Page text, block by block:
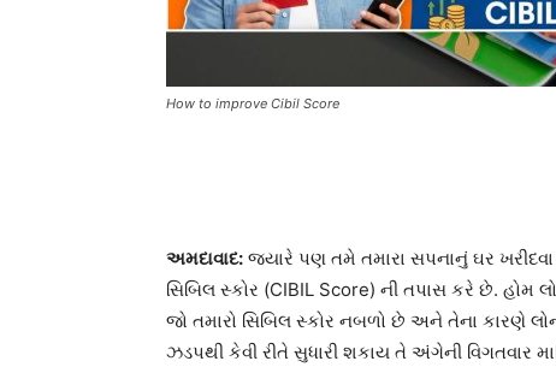
How to improve Cibil Score
અમદાવાદ: જ્યારે પણ તમે તમારા સપનાનું ઘર ખરીદવા
સિબિલ સ્કોર (CIBIL Score) ની તપાસ કરે છે. હોમ
જો તમારો સિબિલ સ્કોર નબળો છે અને તેના કારણે
ઝડપથી કેવી રીતે સુધારી શકાય તે અંગેની વિગતવાર